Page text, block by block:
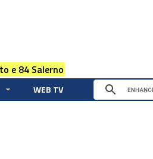
e 84 Salerno
WEB TV